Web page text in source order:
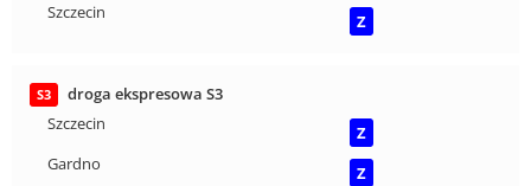
Szczecin
Z
S3
droga ekspresowa S3
Szczecin
Z
Gardno
Z